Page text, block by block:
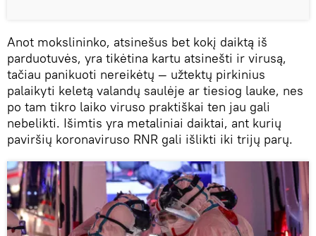
Anot mokslininko, atsinešus bet kokį daiktą iš
parduotuvės, yra tikėtina kartu atsinešti ir virusą,
tačiau panikuoti nereikėtų — užtektų pirkinius
palaikyti keletą valandų saulėje ar tiesiog lauke, nes
po tam tikro laiko viruso praktiškai ten jau gali
nebelikti. Išimtis yra metaliniai daiktai, ant kurių
paviršių koronaviruso RNR gali išlikti iki trijų parų.